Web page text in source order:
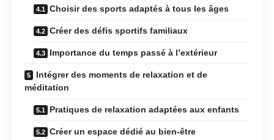
Choisir des sports adaptés à tous les âges
Créer des défis sportifs familiaux
Importance du temps passé à l’extérieur
Intégrer des moments de relaxation et de
méditation
Pratiques de relaxation adaptées aux enfants
Créer un espace dédié au bien-être